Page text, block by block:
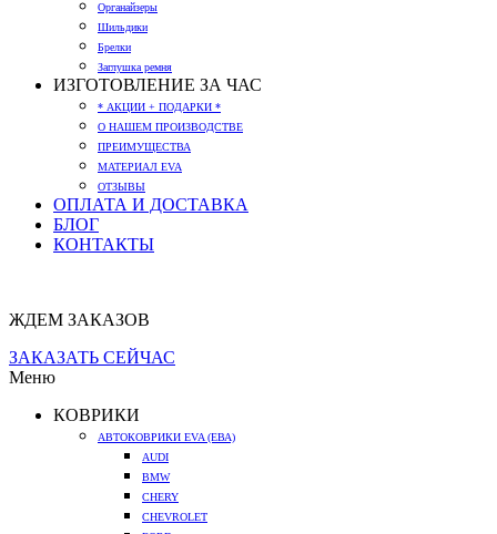
Органайзеры
Шильдики
Брелки
Заглушка ремня
ИЗГОТОВЛЕНИЕ ЗА ЧАС
* АКЦИИ + ПОДАРКИ *
О НАШЕМ ПРОИЗВОДСТВЕ
ПРЕИМУЩЕСТВА
МАТЕРИАЛ EVA
ОТЗЫВЫ
ОПЛАТА И ДОСТАВКА
БЛОГ
КОНТАКТЫ
ЖДЕМ ЗАКАЗОВ
ЗАКАЗАТЬ СЕЙЧАС
Меню
КОВРИКИ
АВТОКОВРИКИ EVA (ЕВА)
AUDI
BMW
CHERY
CHEVROLET